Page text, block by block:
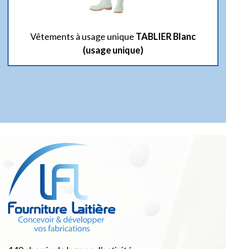
Vêtements à usage unique TABLIER Blanc
(usage unique)